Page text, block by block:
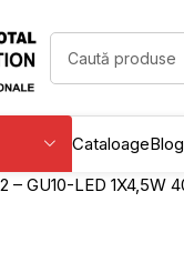
CataloageBlog